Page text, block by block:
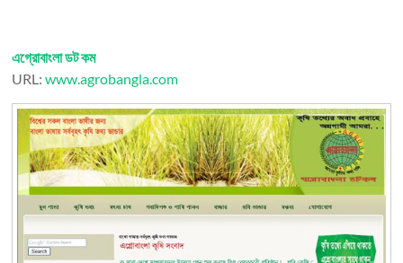
এগ্রোবাংলা ডট কম
URL:www.agrobangla.com